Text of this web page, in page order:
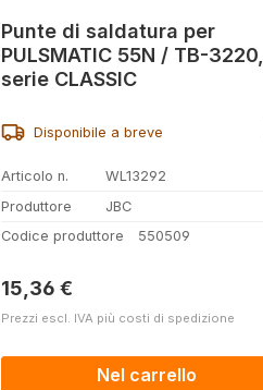
Punte di saldatura per
PULSMATIC 55N / TB-3220,
serie CLASSIC
Disponibile a breve
Articolo n.
WL13292
Produttore
JBC
Codice produttore
550509
Prezzo normale:
15,36 €
Prezzi escl. IVA più costi di spedizione
Nel carrello